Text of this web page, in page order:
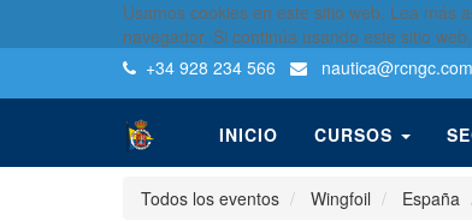
Usamos cookies en este sitio web. Lea más
navegador. Si continúa usando este sitio
+34 928 234 566
nautica@rcngc.com
INICIO CURSOS
Todos los eventos Wingfoil España